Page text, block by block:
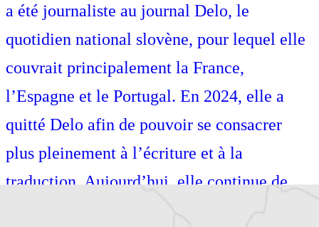
a été journaliste au journal Delo, le
quotidien national slovène, pour lequel elle
couvrait principalement la France,
l’Espagne et le Portugal. En 2024, elle a
quitté Delo afin de pouvoir se consacrer
plus pleinement à l’écriture et à la
traduction. Aujourd’hui, elle continue de